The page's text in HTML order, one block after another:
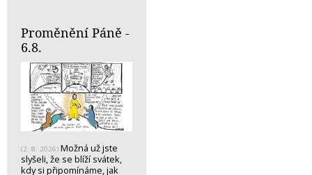
Proměnění Páně -
6.8.
(2. 8. 2026) Možná už jste
slyšeli, že se blíží svátek,
kdy si připomínáme, jak